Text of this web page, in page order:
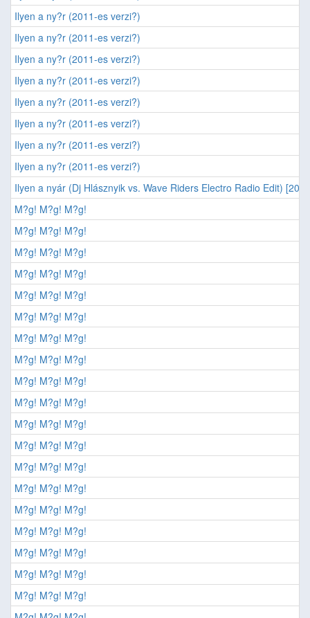
Ilyen a ny?r (2011-es verzi?)
Ilyen a ny?r (2011-es verzi?)
Ilyen a ny?r (2011-es verzi?)
Ilyen a ny?r (2011-es verzi?)
Ilyen a ny?r (2011-es verzi?)
Ilyen a ny?r (2011-es verzi?)
Ilyen a ny?r (2011-es verzi?)
Ilyen a ny?r (2011-es verzi?)
Ilyen a nyár (Dj Hlásznyik vs. Wave Riders Electro Radio Edit)
M?g! M?g! M?g!
M?g! M?g! M?g!
M?g! M?g! M?g!
M?g! M?g! M?g!
M?g! M?g! M?g!
M?g! M?g! M?g!
M?g! M?g! M?g!
M?g! M?g! M?g!
M?g! M?g! M?g!
M?g! M?g! M?g!
M?g! M?g! M?g!
M?g! M?g! M?g!
M?g! M?g! M?g!
M?g! M?g! M?g!
M?g! M?g! M?g!
M?g! M?g! M?g!
M?g! M?g! M?g!
M?g! M?g! M?g!
M?g! M?g! M?g!